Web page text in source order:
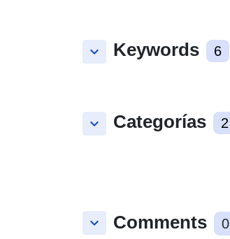
keyboard_arrow_down Keywords 6
keyboard_arrow_down Categorías 2
keyboard_arrow_down Comments 0